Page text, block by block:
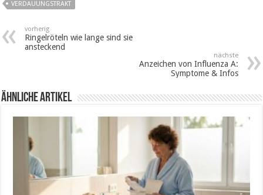
VERDAUUNGSTRAKT
vorherig
Ringelröteln wie lange sind sie
ansteckend
nächste
Anzeichen von Influenza A:
Symptome & Infos
ähnliche Artikel